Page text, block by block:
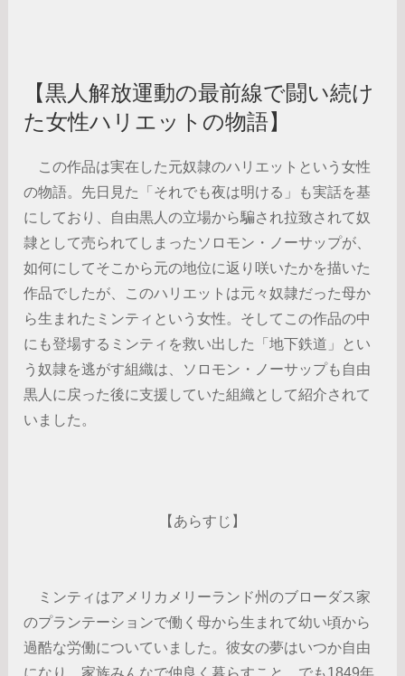
【黒人解放運動の最前線で闘い続け
た女性ハリエットの物語】
この作品は実在した元奴隷のハリエットという女性
の物語。先日見た「それでも夜は明ける」も実話を基
にしており、自由黒人の立場から騙され拉致されて奴
隷として売られてしまったソロモン・ノーサップが、
如何にしてそこから元の地位に返り咲いたかを描いた
作品でしたが、このハリエットは元々奴隷だった母か
ら生まれたミンティという女性。そしてこの作品の中
にも登場するミンティを救い出した「地下鉄道」とい
う奴隷を逃がす組織は、ソロモン・ノーサップも自由
黒人に戻った後に支援していた組織として紹介されて
いました。
【あらすじ】
ミンティはアメリカメリーランド州のブローダス家
のプランテーションで働く母から生まれて幼い頃から
過酷な労働についていました。彼女の夢はいつか自由
になり、家族みんなで仲良く暮らすこと。でも1849年